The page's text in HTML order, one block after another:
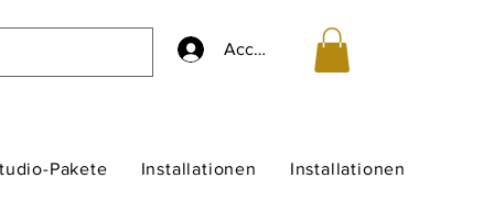
Accedi
Pakete Installationen Installationen